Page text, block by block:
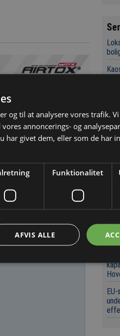
Det
for
der
og til at analysere vores trafik.
annoncerings- og
har givet dem, eller som de har
Funktionalitet
AFVIS ALLE